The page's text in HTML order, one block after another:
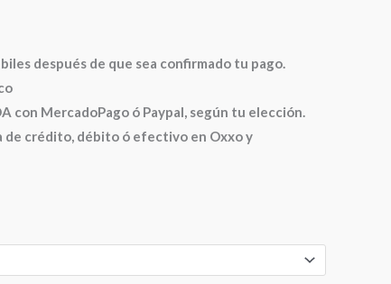
después de que sea confirmado tu pago.
con MercadoPago ó Paypal, según tu elección.
de crédito, débito ó efectivo en Oxxo y